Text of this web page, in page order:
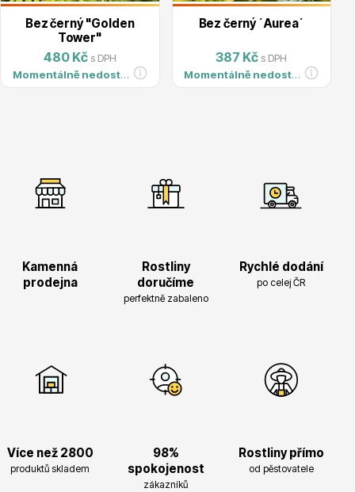
Vzrostlé stromy
Postřiky, přípravky
Bez černý "Golden
Tower"
480 Kč s DPH
Momentálně nedostupné
Bez černý ´Aurea´
387 Kč s DPH
Momentálně nedostupné
Kamenná
prodejna
Rostliny
doručíme
perfektně zabaleno
Rychlé dodání
po celej ČR
Více než 2800
produktů skladem
98%
spokojenost
zákazníků
Rostliny přímo
od pěstovatele